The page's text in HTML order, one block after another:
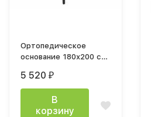
Ортопедическое
основание 180х200 см
5 520 ₽
В
корзину